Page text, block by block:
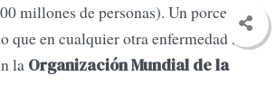
millones de personas). Un porcentaje
que en cualquier otra enfermedad no
la Organización Mundial de la